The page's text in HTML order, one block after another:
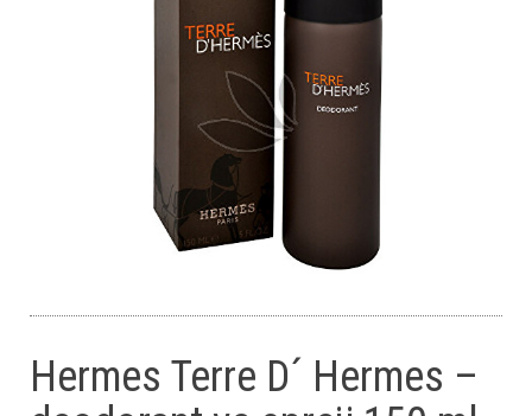
Hermes Terre D´ Hermes –